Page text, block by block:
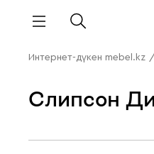
Интернет-дүкен mebel.kz /
Слипсон